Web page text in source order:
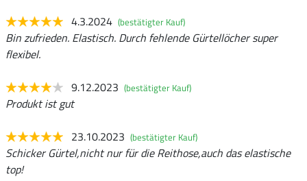
4.3.2024 (bestätigter Kauf)
Bin zufrieden. Elastisch. Durch fehlende Gürtellöcher super
flexibel.
9.12.2023 (bestätigter Kauf)
Produkt ist gut
23.10.2023 (bestätigter Kauf)
Schicker Gürtel,nicht nur für die Reithose,auch das elastische
top!